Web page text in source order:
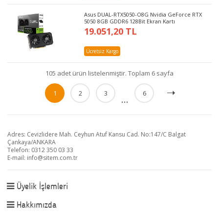
Asus DUAL-RTX5050-O8G Nvidia GeForce RTX
5050 8GB GDDR6 128Bit Ekran Kartı
19.051,20 TL
Ücretsiz Kargo
105 adet ürün listelenmiştir. Toplam 6 sayfa
1 2 3 ... 6
Adres: Cevizlidere Mah. Ceyhun Atuf Kansu Cad. No:147/C Balgat
Çankaya/ANKARA
Telefon: 0312 350 03 33
E-mail: info@sitem.com.tr
Üyelik İşlemleri
Hakkımızda